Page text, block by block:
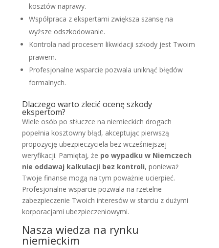
kosztów naprawy.
Współpraca z ekspertami zwiększa szansę na
wyższe odszkodowanie.
Kontrola nad procesem likwidacji szkody jest Twoim
prawem.
Profesjonalne wsparcie pozwala uniknąć błędów
formalnych.
Dlaczego warto zlecić ocenę szkody
ekspertom?
Wiele osób po stłuczce na niemieckich drogach
popełnia kosztowny błąd, akceptując pierwszą
propozycję ubezpieczyciela bez wcześniejszej
weryfikacji. Pamiętaj, że po wypadku w Niemczech
nie oddawaj kalkulacji bez kontroli, ponieważ
Twoje finanse mogą na tym poważnie ucierpieć.
Profesjonalne wsparcie pozwala na rzetelne
zabezpieczenie Twoich interesów w starciu z dużymi
korporacjami ubezpieczeniowymi.
Nasza wiedza na rynku
niemieckim